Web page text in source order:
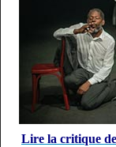
Lire la critique